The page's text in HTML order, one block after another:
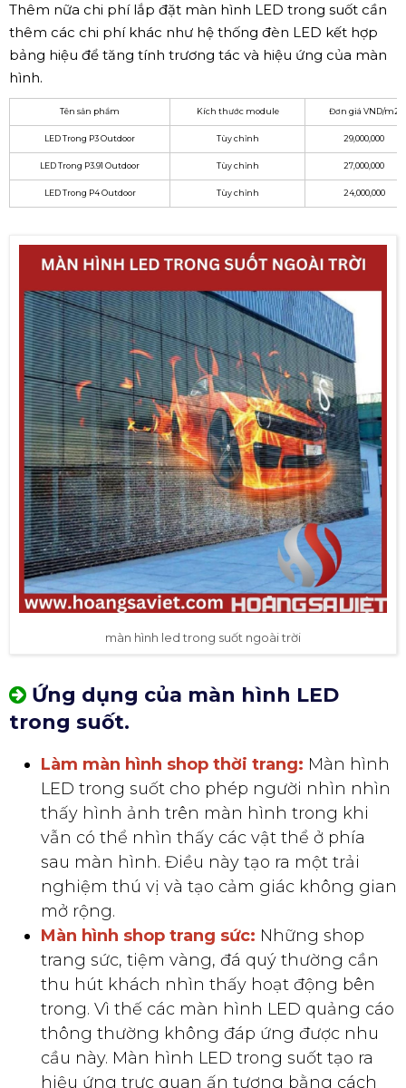
Thêm nữa chi phí lắp đặt màn hình LED trong suốt cần
thêm các chi phí khác như hệ thống đèn LED kết hợp
bảng hiệu để tăng tính trương tác và hiệu ứng của màn
hình.
Tên sản phẩm Kích thước module Đơn giá VND/m2
LED Trong P3 Outdoor Tùy chỉnh 29,000,000
LED Trong P3.91 Outdoor Tùy chỉnh 27,000,000
LED Trong P4 Outdoor Tùy chỉnh 24,000,000
màn hình led trong suốt ngoài trời
Ứng dụng của màn hình LED
trong suốt.
Làm màn hình shop thời trang: Màn hình
LED trong suốt cho phép người nhìn nhìn
thấy hình ảnh trên màn hình trong khi
vẫn có thể nhìn thấy các vật thể ở phía
sau màn hình. Điều này tạo ra một trải
nghiệm thú vị và tạo cảm giác không gian
mở rộng.
Màn hình shop trang sức: Những shop
trang sức, tiệm vàng, đá quý thường cần
thu hút khách nhìn thấy hoạt động bên
trong. Vì thế các màn hình LED quảng cáo
thông thường không đáp ứng được nhu
cầu này. Màn hình LED trong suốt tạo ra
hiệu ứng trực quan ấn tượng bằng cách